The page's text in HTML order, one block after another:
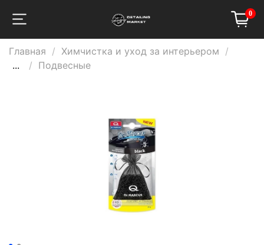
0
Главная
Химчистка и уход за интерьером
...
Подвесные